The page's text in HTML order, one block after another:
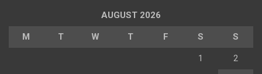
AUGUST 2026
M T W T F S S
1 2